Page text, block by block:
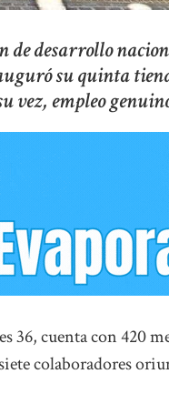
de desarrollo
su quinta
vez, empleo
36, cuenta con 420
colaboradores